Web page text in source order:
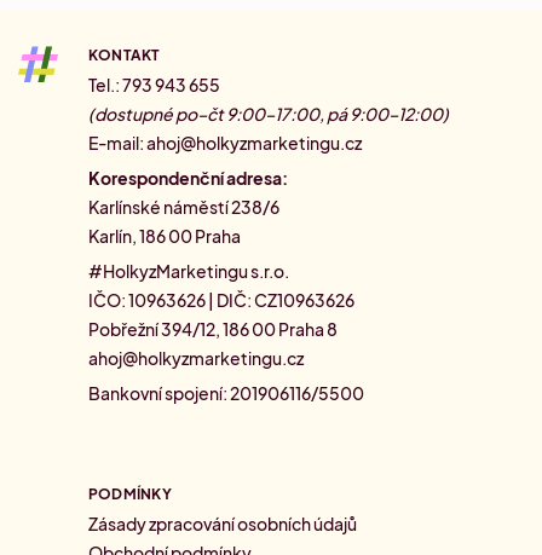
KONTAKT
Tel.: 793 943 655
(dostupné po–čt 9:00–17:00, pá 9:00–12:00)
E-mail:ahoj@holkyzmarketingu.cz
Korespondenční adresa:
Karlínské náměstí 238/6
Karlín, 186 00 Praha
#HolkyzMarketingu s.r.o.
IČO: 10963626 | DIČ: CZ10963626
Pobřežní 394/12, 186 00 Praha 8
ahoj@holkyzmarketingu.cz
Bankovní spojení: 201906116/5500
PODMÍNKY
Zásady zpracování osobních údajů